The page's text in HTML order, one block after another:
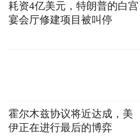
耗资4亿美元，特朗普的白宫
宴会厅修建项目被叫停
霍尔木兹协议将近达成，美
伊正在进行最后的博弈